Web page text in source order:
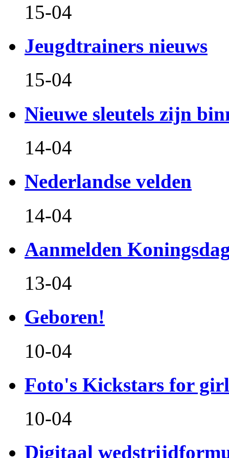
15-04
Jeugdtrainers nieuws
15-04
Nieuwe sleutels zijn
14-04
Nederlandse velden
14-04
Aanmelden
13-04
Geboren!
10-04
Foto's Kickstars for
10-04
Digitaal